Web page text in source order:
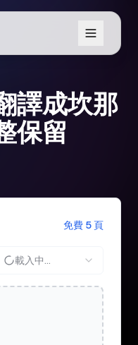
譯成坎那
保留
免費 5 頁
載入中...